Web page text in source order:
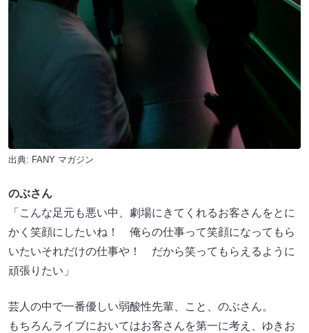
出典: FANY マガジン
のぶさん
「こんな足元も悪い中、劇場にきてくれるお客さんをとに
かく笑顔にしたいね！ 俺らの仕事って笑顔になってもら
いたいそれだけの仕事や！ だから笑ってもらえるように
頑張りたい」
芸人の中で一番優しい弱酸性先輩、こと、のぶさん。
もちろんライブにおいてはお客さんを第一に考え、ゆきお